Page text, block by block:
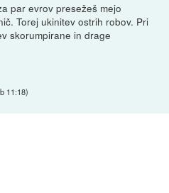
par evrov presežeš mejo
Torej ukinitev ostrih robov. Pri
skorumpirane in drage
11:18)